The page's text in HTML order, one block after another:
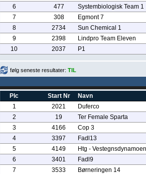
6
477
Systembiologisk Team 1
7
308
Egmont 7
8
2734
Sun Chemical 1
9
2398
Lindpro Team Eleven
10
2037 P1
følg seneste resultater: TIL
Plc Start Nr
Navn
1
2021
Duferco
2
19
Ter Female Sparta
3
4166
Cop 3
4
3397
Fadl13
5
4149
Htg -
6
3401
Fadl9
7
3533
Børneringen 14